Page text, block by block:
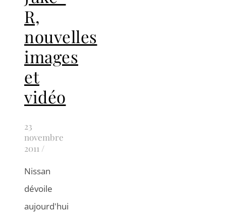
R,
nouvelles
images
et
vidéo
23
novembre
2011 /
Nissan
dévoile
aujourd'hui